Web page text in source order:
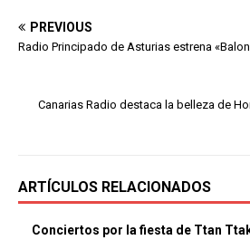
PREVIOUS
Radio Principado de Asturias estrena
Canarias Radio destaca la belleza de
ARTÍCULOS RELACIONADOS
Conciertos por la fiesta de Ttan